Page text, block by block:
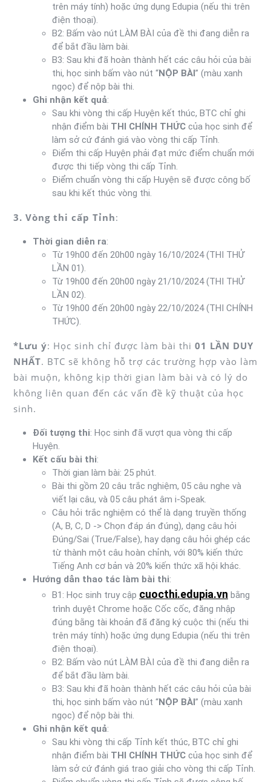
trên máy tính) hoặc ứng dụng Edupia (nếu thi trên
điện thoại).
B2: Bấm vào nút LÀM BÀI của đề thi đang diễn ra
để bắt đầu làm bài.
B3: Sau khi đã hoàn thành hết các câu hỏi của bài
thi, học sinh bấm vào nút “NỘP BÀI” (màu xanh
ngọc) để nộp bài thi.
Ghi nhận kết quả:
Sau khi vòng thi cấp Huyện kết thúc, BTC chỉ ghi
nhận điểm bài THI CHÍNH THỨC của học sinh để
làm sở cứ đánh giá vào vòng thi cấp Tỉnh.
Điểm thi cấp Huyện phải đạt mức điểm chuẩn mới
được thi tiếp vòng thi cấp Tỉnh.
Điểm chuẩn vòng thi cấp Huyện sẽ được công bố
sau khi kết thúc vòng thi.
3. Vòng thi cấp Tỉnh:
Thời gian diễn ra:
Từ 19h00 đến 20h00 ngày 16/10/2024 (THI THỬ
LẦN 01).
Từ 19h00 đến 20h00 ngày 21/10/2024 (THI THỬ
LẦN 02).
Từ 19h00 đến 20h00 ngày 22/10/2024 (THI CHÍNH
THỨC).
*Lưu ý: Học sinh chỉ được làm bài thi 01 LẦN DUY
NHẤT. BTC sẽ không hỗ trợ các trường hợp vào làm
bài muộn, không kịp thời gian làm bài và có lý do
không liên quan đến các vấn đề kỹ thuật của học
sinh.
Đối tượng thi: Học sinh đã vượt qua vòng thi cấp
Huyện.
Kết cấu bài thi:
Thời gian làm bài: 25 phút.
Bài thi gồm 20 câu trắc nghiệm, 05 câu nghe và
viết lại câu, và 05 câu phát âm i-Speak.
Câu hỏi trắc nghiệm có thể là dạng truyền thống
(A, B, C, D -> Chọn đáp án đúng), dạng câu hỏi
Đúng/Sai (True/False), hay dạng câu hỏi ghép các
từ thành một câu hoàn chỉnh, với 80% kiến thức
Tiếng Anh cơ bản và 20% kiến thức xã hội khác.
Hướng dẫn thao tác làm bài thi:
B1: Học sinh truy cập cuocthi.edupia.vn bằng
trình duyệt Chrome hoặc Cốc cốc, đăng nhập
đúng bằng tài khoản đã đăng ký cuộc thi (nếu thi
trên máy tính) hoặc ứng dụng Edupia (nếu thi trên
điện thoại).
B2: Bấm vào nút LÀM BÀI của đề thi đang diễn ra
để bắt đầu làm bài.
B3: Sau khi đã hoàn thành hết các câu hỏi của bài
thi, học sinh bấm vào nút “NỘP BÀI” (màu xanh
ngọc) để nộp bài thi.
Ghi nhận kết quả:
Sau khi vòng thi cấp Tỉnh kết thúc, BTC chỉ ghi
nhận điểm bài THI CHÍNH THỨC của học sinh để
làm sở cứ đánh giá trao giải cho vòng thi cấp Tỉnh.